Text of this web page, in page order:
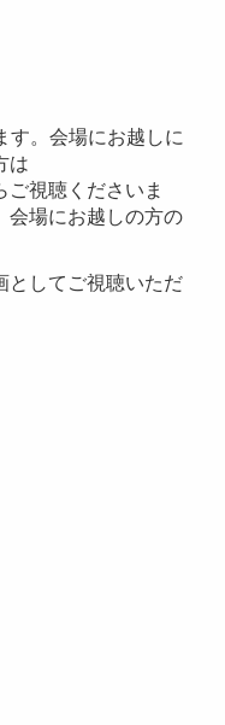
す。会場にお越しに
は
視聴くださいま
会場にお越しの方の
としてご視聴いただ